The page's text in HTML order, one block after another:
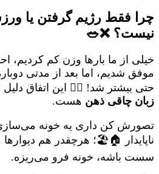
چرا فقط رژیم گرفتن یا
نیست؟ ❌🥗
خیلی از ما بارها وزن کم کردیم،
موفق شدیم، اما بعد از مدتی
حتی بیشتر شد! 🤦‍♀️ این اتفاق
زبان چاقی ذهن هست.
تصورش کن داری یه خونه
ناپایدار 🏠🏖️؛ هرچقدر هم
سست باشه، خونه فرو می‌ریزه.